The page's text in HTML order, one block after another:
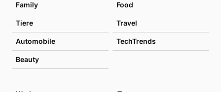
Family Food
Tiere Travel
Automobile TechTrends
Beauty